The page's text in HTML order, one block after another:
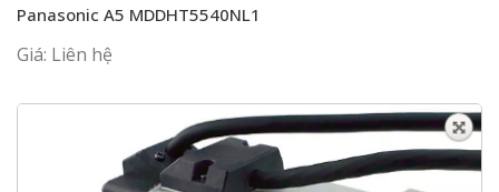
Panasonic A5 MDDHT5540NL1
Giá: Liên hệ